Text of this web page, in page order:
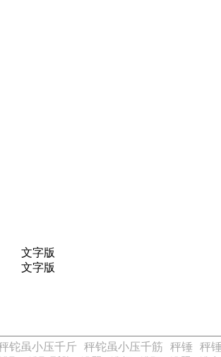
文字版
文字版
铊虽小压千斤 秤铊虽小压千筋 秤锤 秤